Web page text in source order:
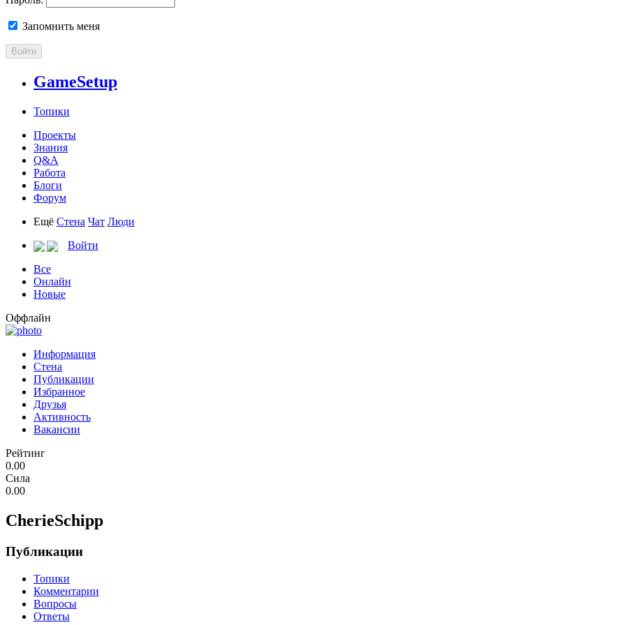
Запомнить меня
Войти
GameSetup
Топики
Проекты
Знания
Q&A
Работа
Блоги
Форум
Ещё Стена Чат Люди
Войти
Все
Онлайн
Новые
Оффлайн
Информация
Стена
Публикации
Избранное
Друзья
Активность
Вакансии
Рейтинг
0.00
Сила
0.00
CherieSchipp
Публикации
Топики
Комментарии
Вопросы
Ответы